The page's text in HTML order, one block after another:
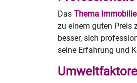
Das Thema
zu einem guten Preis
besser, sich
seine Erfahrung und